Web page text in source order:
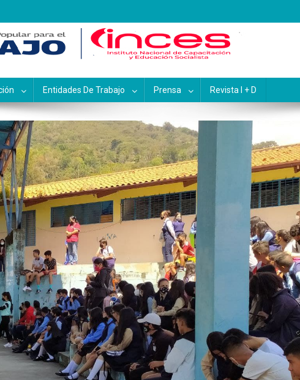
y Educación
Entidades De Trabajo Prensa Revista I + D